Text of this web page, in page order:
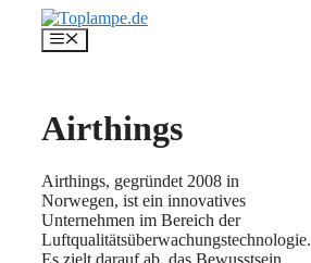
Inhalt
springen
Menü
Airthings
Airthings, gegründet 2008 in
Norwegen, ist ein innovatives
Unternehmen im Bereich der
Luftqualitätsüberwachungstechnologie.